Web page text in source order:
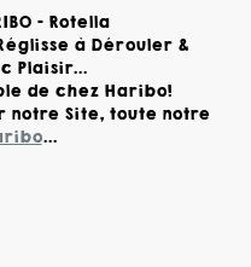
- Rotella
à Dérouler &
Plaisir...
de chez Haribo!
notre Site, toute notre
...